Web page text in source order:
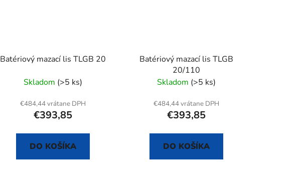
Batériový mazací lis TLGB 20
Skladom (>5 ks)
€484,44 vrátane DPH
€393,85
DO KOŠÍKA
Batériový mazací lis TLGB
20/110
Skladom (>5 ks)
€484,44 vrátane DPH
€393,85
DO KOŠÍKA